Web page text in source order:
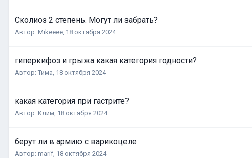
Сколиоз 2 степень. Могут ли забрать?
Автор: Mikeeee, 18 октября 2024
гиперкифоз и грыжа какая категория годности?
Автор: Тима, 18 октября 2024
какая категория при гастрите?
Автор: Клим, 18 октября 2024
берут ли в армию с варикоцеле
Автор: marif, 18 октября 2024